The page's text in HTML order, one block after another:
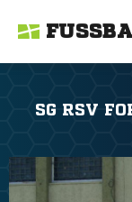
SG RSV